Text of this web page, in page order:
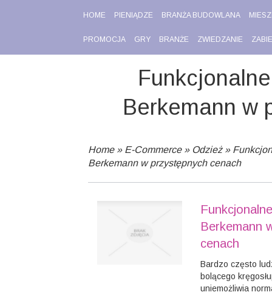
HOME PIENIĄDZE BRANŻA BUDOWLANA
PROMOCJA GRY BRANŻE ZWIEDZANIE
Berkemann w
Home» E-Commerce» Odzież»
Berkemann w przystępnych cenach
Berkemann
cenach
Bardzo często
bolącego
uniemożliwia